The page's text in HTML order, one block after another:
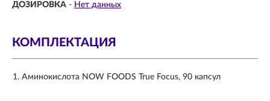
ДОЗИРОВКА - Нет данных
КОМПЛЕКТАЦИЯ
Аминокислота NOW FOODS True Focus, 90 капсул